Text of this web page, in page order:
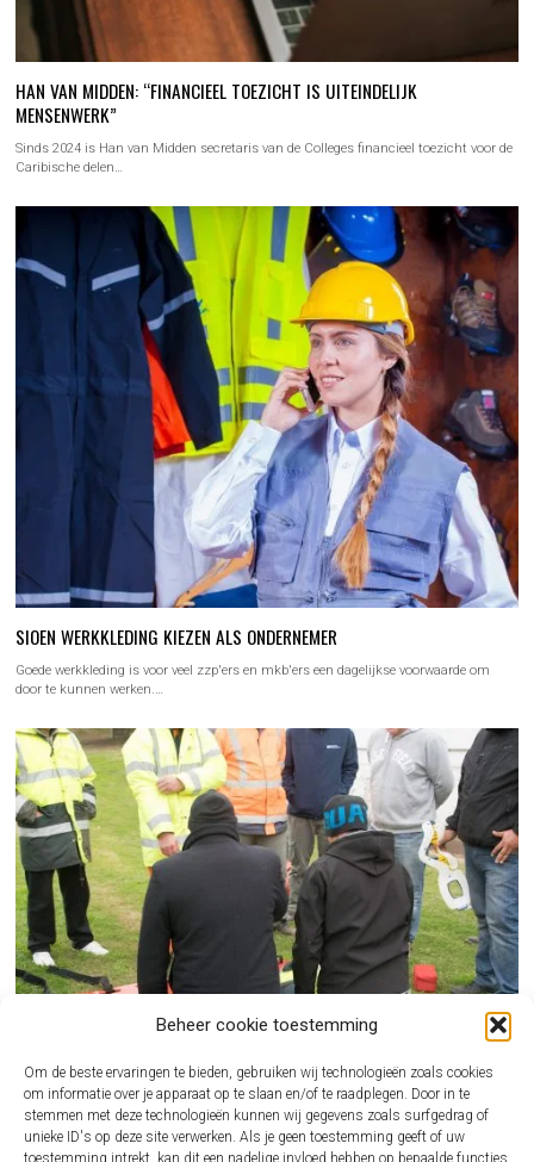
Beheer cookie toestemming
Om de beste ervaringen te bieden, gebruiken wij technologieën zoals cookies
om informatie over je apparaat op te slaan en/of te raadplegen. Door in te
stemmen met deze technologieën kunnen wij gegevens zoals surfgedrag of
unieke ID's op deze site verwerken. Als je geen toestemming geeft of uw
toestemming intrekt, kan dit een nadelige invloed hebben op bepaalde functies
HAN VAN MIDDEN: “FINANCIEEL TOEZICHT IS UITEINDELIJK
MENSENWERK”
Sinds 2024 is Han van Midden secretaris van de Colleges financieel toezicht voor de
Caribische delen…
SIOEN WERKKLEDING KIEZEN ALS ONDERNEMER
Goede werkkleding is voor veel zzp'ers en mkb'ers een dagelijkse voorwaarde om
door te kunnen werken.…